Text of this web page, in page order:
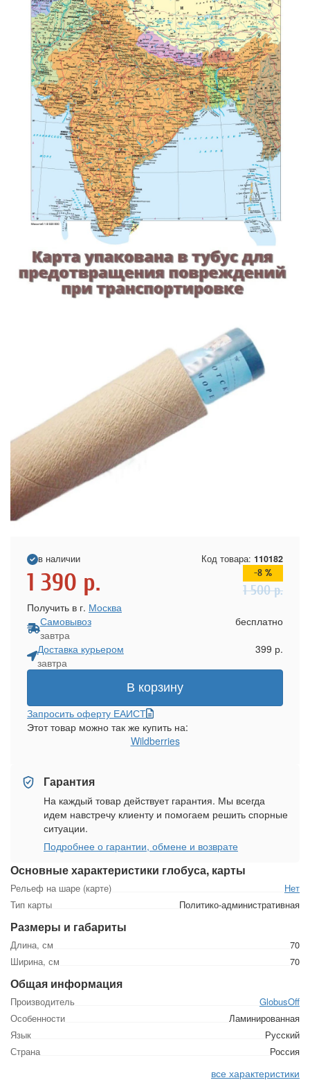
Основные характеристики глобуса, карты
Рельеф на шаре (карте)
Нет
Тип карты
Политико-административная
Размеры и габариты
Длина, см
70
Ширина, см
70
Общая информация
Производитель
GlobusOff
Особенности
Ламинированная
Язык
Русский
Страна
Россия
все характеристики
в наличии Код товара: 110182
1 390 р. -8 %
1 500р.
Получить в г. Москва
Самовывоз
завтра
бесплатно
Доставка курьером
завтра
399 р.
В корзину
Запросить оферту ЕАИСТ
Этот товар можно так же купить на:
Wildberries
Гарантия
На каждый товар действует гарантия. Мы всегда
идем навстречу клиенту и помогаем решить спорные
ситуации.
Подробнее о гарантии, обмене и возврате